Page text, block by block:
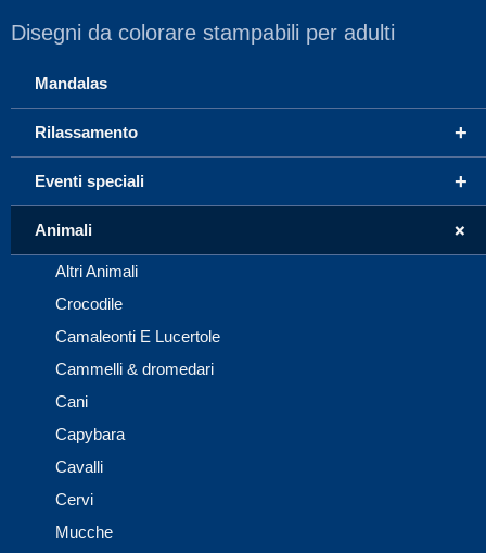
Disegni da colorare stampabili per adulti
Mandalas
+
Rilassamento
+
Eventi speciali
+
Animali
Altri Animali
Crocodile
Camaleonti E Lucertole
Cammelli & dromedari
Cani
Capybara
Cavalli
Cervi
Mucche